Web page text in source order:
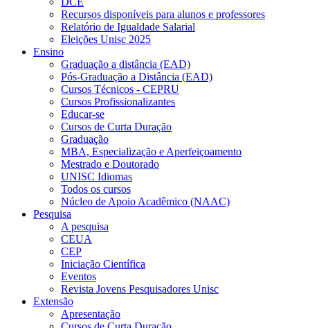
Recursos disponíveis para alunos e professores
Relatório de Igualdade Salarial
Eleições Unisc 2025
Ensino
Graduação a distância (EAD)
Pós-Graduação a Distância (EAD)
Cursos Técnicos - CEPRU
Cursos Profissionalizantes
Educar-se
Cursos de Curta Duração
Graduação
MBA, Especialização e Aperfeiçoamento
Mestrado e Doutorado
UNISC Idiomas
Todos os cursos
Núcleo de Apoio Acadêmico (NAAC)
Pesquisa
A pesquisa
CEUA
CEP
Iniciação Científica
Eventos
Revista Jovens Pesquisadores Unisc
Extensão
Apresentação